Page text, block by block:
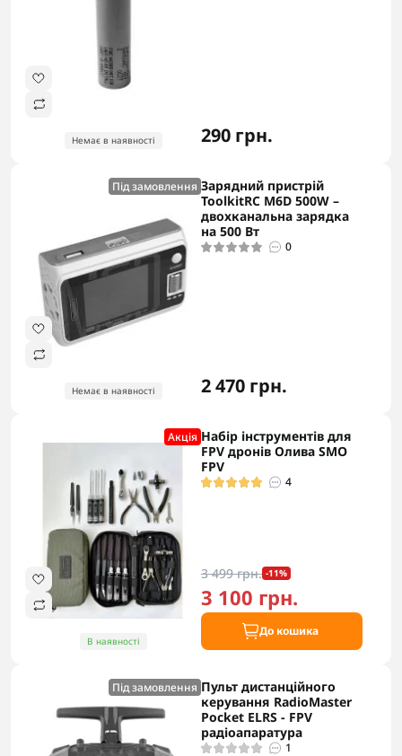
Немає в наявності 290 грн.
Під замовлення
Немає в наявності
Зарядний пристрій
ToolkitRC M6D 500W –
двохканальна зарядка
на 500 Вт
0
2 470 грн.
Акцiя
В наявності
Набір інструментів для
FPV дронів Олива SMO
FPV
4
3 499 грн. -11%
3 100 грн.
До кошика
Під замовлення Пульт дистанційного
керування RadioMaster
Pocket ELRS - FPV
радіоапаратура
1